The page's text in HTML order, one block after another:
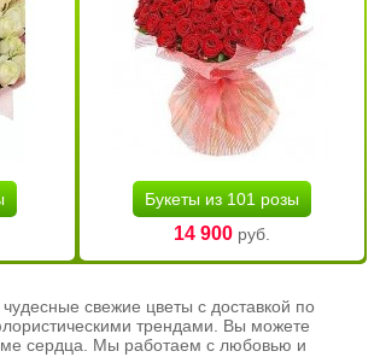
Букеты из 101 розы
14 900руб.
свежие цветы с доставкой по
трендами. Вы можете
сердца. Мы работаем с любовью и